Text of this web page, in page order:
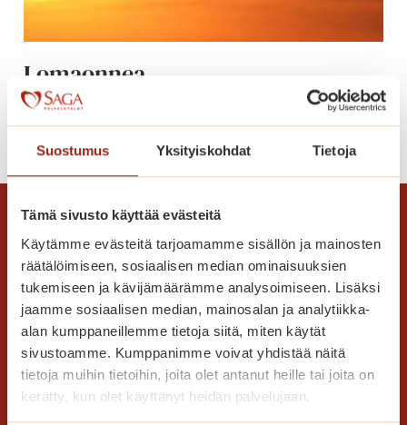
Suostumus Yksityiskohdat Tietoja
Tämä sivusto käyttää evästeitä
Käytämme evästeitä tarjoamamme sisällön ja mainosten
räätälöimiseen, sosiaalisen median ominaisuuksien
tukemiseen ja kävijämäärämme analysoimiseen. Lisäksi
jaamme sosiaalisen median, mainosalan ja analytiikka-
alan kumppaneillemme tietoja siitä, miten käytät
sivustoamme. Kumppanimme voivat yhdistää näitä
tietoja muihin tietoihin, joita olet antanut heille tai joita on
kerätty, kun olet käyttänyt heidän palvelujaan.
m
u
s
t
o
t
Lomaonnea
Lue lisää
L
m
n
n
e
a
Saga Care Finland Oy
Mannerheimintie 164 PL 11